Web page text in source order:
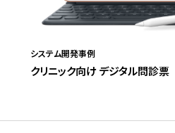
システム開発事例
クリニック向け デジタル問診票